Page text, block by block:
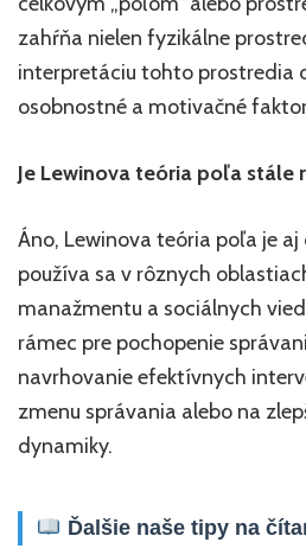
zahŕňa nielen fyzikálne
interpretáciu tohto prostredia
osobnostné a motivačné
Je Lewinova teória poľa stále
Áno, Lewinova teória poľa je
používa sa v rôznych
manažmentu a sociálnych
rámec pre pochopenie
navrhovanie efektívnych
zmenu správania alebo na
dynamiky.
Ďalšie naše tipy na